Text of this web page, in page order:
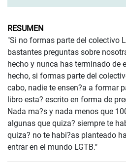
RESUMEN
"Si no formas parte del colectivo
bastantes preguntas sobre
hecho y nunca has terminado de
hecho, si formas parte del
cabo, nadie te ensen?a a formar
libro esta? escrito en forma de
Nada ma?s y nada menos que
algunas que quiza? siempre te
quiza? no te habi?as planteado
entrar en el mundo LGTB."